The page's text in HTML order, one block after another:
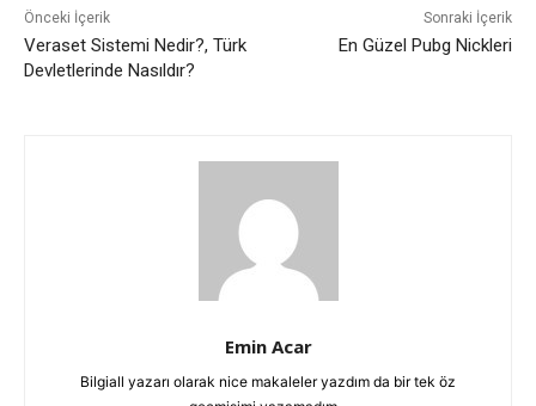
Önceki İçerik
Veraset Sistemi Nedir?, Türk
Devletlerinde Nasıldır?
Sonraki İçerik
En Güzel Pubg Nickleri
Emin Acar
Bilgiall yazarı olarak nice makaleler yazdım da bir tek öz